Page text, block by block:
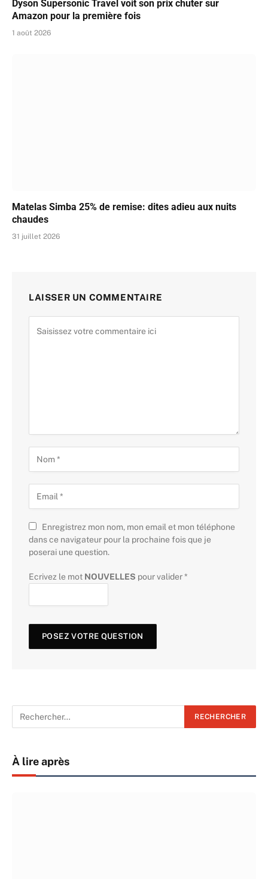
Dyson Supersonic Travel voit son prix chuter sur
Amazon pour la première fois
1 août 2026
Matelas Simba 25% de remise: dites adieu aux nuits
chaudes
31 juillet 2026
LAISSER UN COMMENTAIRE
Enregistrez mon nom, mon email et mon téléphone
dans ce navigateur pour la prochaine fois que je
poserai une question.
Ecrivez le mot NOUVELLES pour valider*
À lire après